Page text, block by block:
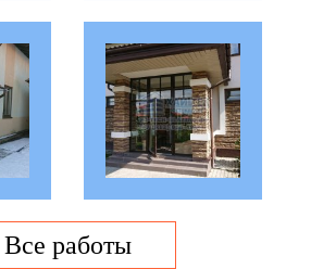
Все работы